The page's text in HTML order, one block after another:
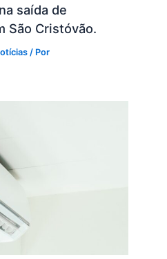
saída de
São Cristóvão.
/ Por